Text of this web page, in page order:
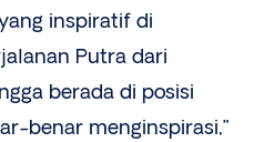
inspiratif di
Putra dari
berada di posisi
benar menginspirasi,”